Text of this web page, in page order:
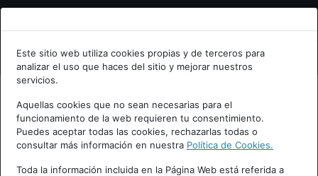
Bienvenid@ a psiquiatria.com
Escribe tu Email
Accede o regístrate con tu email.
Este sitio web utiliza cookies propias y de terceros para
analizar el uso que haces del sitio y mejorar nuestros
servicios.
Aquellas cookies que no sean necesarias para el
funcionamiento de la web requieren tu consentimiento.
Puedes aceptar todas las cookies, rechazarlas todas o
consultar más información en nuestra Política de Cookies.
Toda la información incluida en la Página Web está referida a